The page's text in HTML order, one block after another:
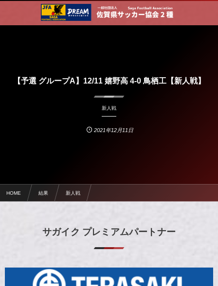
【予選 グループA】12/11 嬉野高 4-0 鳥栖工【新人戦】
新人戦
2021年12月11日
HOME 結果 新人戦
サガイク プレミアムパートナー